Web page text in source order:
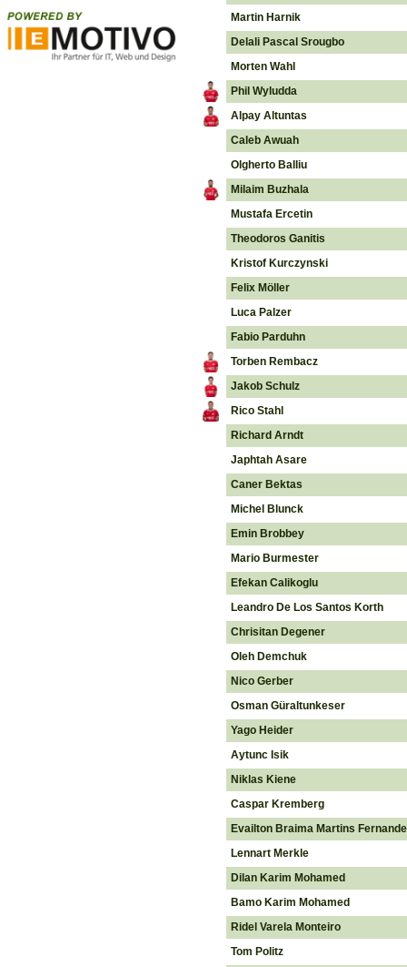
Martin Harnik
Delali Pascal Srougbo
Morten Wahl
Phil Wyludda
Alpay Altuntas
Caleb Awuah
Olgherto Balliu
Milaim Buzhala
Mustafa Ercetin
Theodoros Ganitis
Kristof Kurczynski
Felix Möller
Luca Palzer
Fabio Parduhn
Torben Rembacz
Jakob Schulz
Rico Stahl
Richard Arndt
Japhtah Asare
Caner Bektas
Michel Blunck
Emin Brobbey
Mario Burmester
Efekan Calikoglu
Leandro De Los Santos Korth
Chrisitan Degener
Oleh Demchuk
Nico Gerber
Osman Güraltunkeser
Yago Heider
Aytunc Isik
Niklas Kiene
Caspar Kremberg
Evailton Braima Martins
Lennart Merkle
Dilan Karim Mohamed
Bamo Karim Mohamed
Ridel Varela Monteiro
Tom Politz